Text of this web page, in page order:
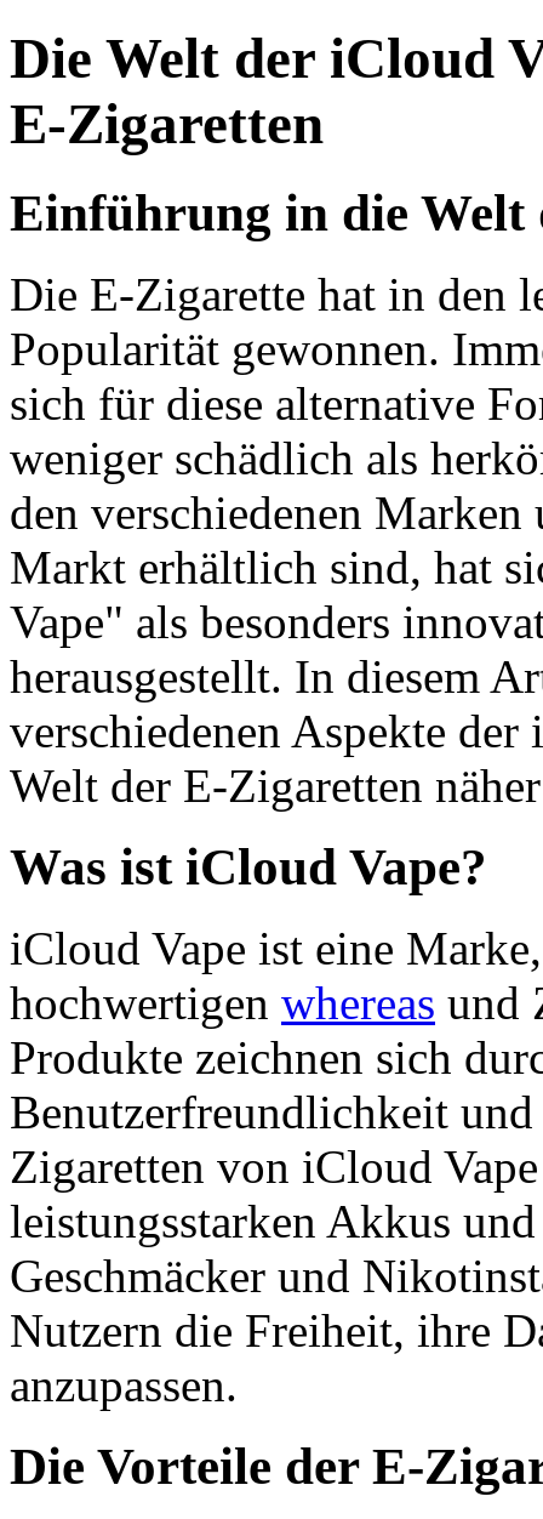
Die Welt der iCloud
E-Zigaretten
Einführung in die Welt
Die E-Zigarette hat in den
Popularität gewonnen.
sich für diese alternative
weniger schädlich als
den verschiedenen
Markt erhältlich sind, hat
Vape" als besonders
herausgestellt. In diesem
verschiedenen Aspekte
Welt der E-Zigaretten
Was ist iCloud Vape?
iCloud Vape ist eine
hochwertigen whereas und
Produkte zeichnen sich
Benutzerfreundlichkeit
Zigaretten von iCloud
leistungsstarken Akkus
Geschmäcker und
Nutzern die Freiheit, ihre
anzupassen.
Die Vorteile der E-